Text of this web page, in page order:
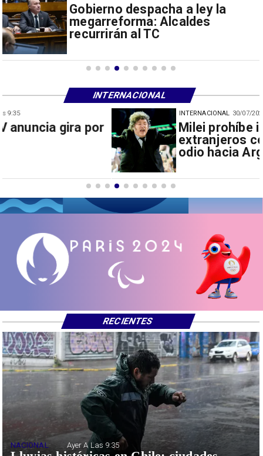
30/07/2026
Milei prohíbe ingreso de
extranjeros con mensajes de
odio hacia Argentina
INTERNACIONAL
Gobierno despacha a ley la
megarreforma: Alcaldes
recurrirán al TC
INTERNACIONAL
NACIONAL Ayer A Las 9:35
RECIENTES